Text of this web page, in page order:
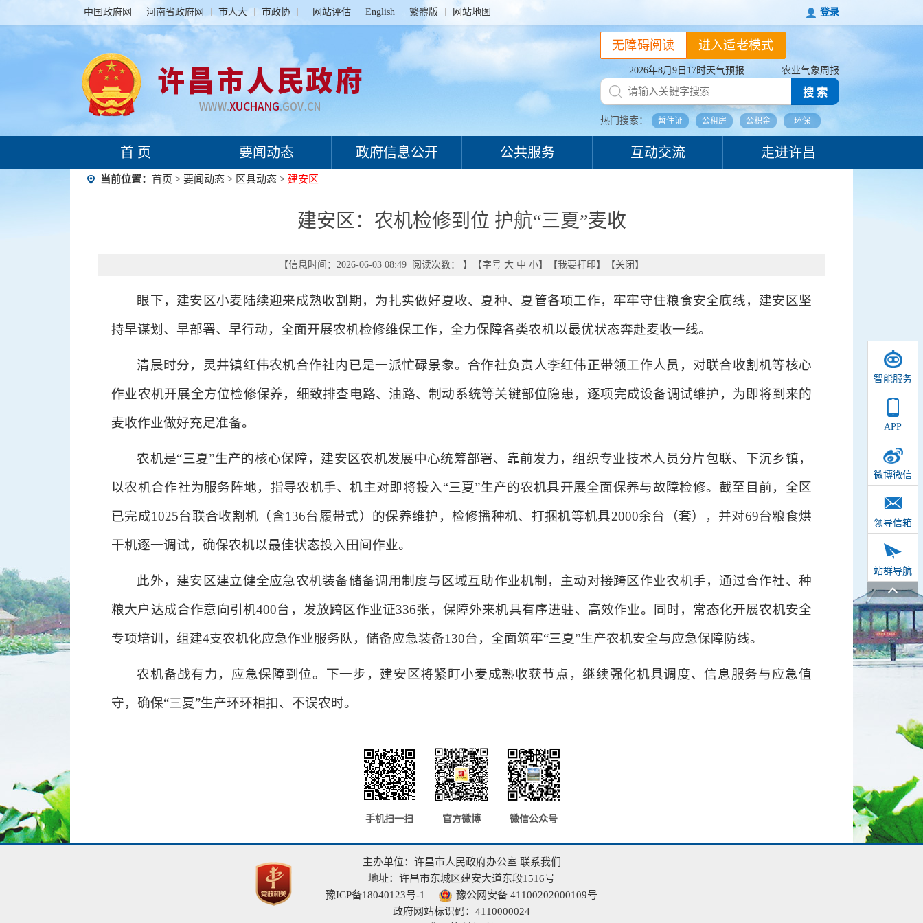
中国政府网 河南省政府网 市人大 市政协 网站评估 English 繁體版 网站地图 登录
2026年8月9日17时天气预报 农业气象周报
搜 索
热门搜索： 暂住证 公租房 公积金 环保
进入适老模式
无障碍阅读
首 页 要闻动态 政府信息公开 公共服务 互动交流 走进许昌
智能服务
APP
微博微信
领导信箱
站群导航
当前位置： 首页 > 要闻动态 > 区县动态 > 建安区
建安区：农机检修到位 护航“三夏”麦收
【信息时间：2026-06-03 08:49 阅读次数： 】【字号 大 中 小】【我要打印】【关闭 】
眼下，建安区小麦陆续迎来成熟收割期，为扎实做好夏收、夏种、夏管各项工作，牢牢守住粮食安全底线，建安区坚
持早谋划、早部署、早行动，全面开展农机检修维保工作，全力保障各类农机以最优状态奔赴麦收一线。
清晨时分，灵井镇红伟农机合作社内已是一派忙碌景象。合作社负责人李红伟正带领工作人员，对联合收割机等核心
作业农机开展全方位检修保养，细致排查电路、油路、制动系统等关键部位隐患，逐项完成设备调试维护，为即将到来的
麦收作业做好充足准备。
农机是“三夏”生产的核心保障，建安区农机发展中心统筹部署、靠前发力，组织专业技术人员分片包联、下沉乡镇，
以农机合作社为服务阵地，指导农机手、机主对即将投入“三夏”生产的农机具开展全面保养与故障检修。截至目前，全区
已完成1025台联合收割机（含136台履带式）的保养维护，检修播种机、打捆机等机具2000余台（套），并对69台粮食烘
干机逐一调试，确保农机以最佳状态投入田间作业。
此外，建安区建立健全应急农机装备储备调用制度与区域互助作业机制，主动对接跨区作业农机手，通过合作社、种
粮大户达成合作意向引机400台，发放跨区作业证336张，保障外来机具有序进驻、高效作业。同时，常态化开展农机安全
专项培训，组建4支农机化应急作业服务队，储备应急装备130台，全面筑牢“三夏”生产农机安全与应急保障防线。
农机备战有力，应急保障到位。下一步，建安区将紧盯小麦成熟收获节点，继续强化机具调度、信息服务与应急值
守，确保“三夏”生产环环相扣、不误农时。
手机扫一扫 官方微博 微信公众号
主办单位：许昌市人民政府办公室 联系我们
地址：许昌市东城区建安大道东段1516号
豫ICP备18040123号-1
豫公网安备 41100202000109号
政府网站标识码：4110000024